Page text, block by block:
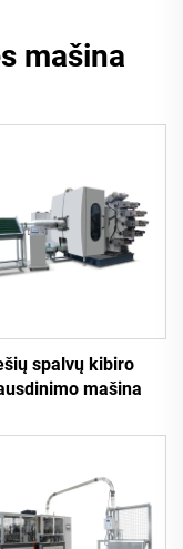
mašina
spalvų kibiro
mašina